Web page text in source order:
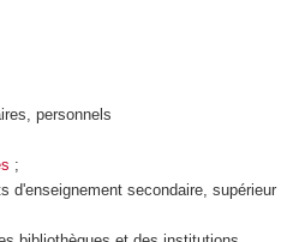
personnels
;
d'enseignement secondaire, supérieur